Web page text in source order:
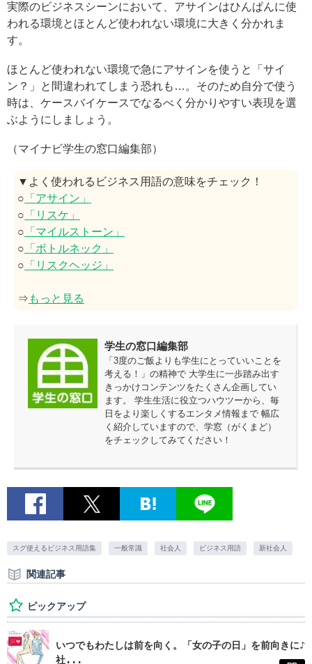
実際のビジネスシーンにおいて、アサインはひんぱんに使
われる環境とほとんど使われない環境に大きく分かれま
す。
ほとんど使われない環境で急にアサインを使うと「サイ
ン？」と間違われてしまう恐れも…。そのため自分で使う
時は、ケースバイケースでなるべく分かりやすい表現を選
ぶようにしましょう。
（マイナビ学生の窓口編集部）
▼よく使われるビジネス用語の意味をチェック！
○ 「アサイン」
○ 「リスケ」
○ 「マイルストーン」
○ 「ボトルネック」
○ 「リスクヘッジ」
⇒ もっと見る
学生の窓口編集部
「3度のご飯よりも学生にとっていいことを
考える！」の精神で 大学生に一歩踏み出す
きっかけコンテンツをたくさん企画してい
ます。 学生生活に役立つハウツーから、毎
日をより楽しくするエンタメ情報まで 幅広
く紹介していますので、学窓（がくまど）
をチェックしてみてください！
スグ使えるビジネス用語集 一般常識 社会人 ビジネス用語 新社会人
関連記事
ピックアップ
いつでもわたしは前を向く。「女の子の日」を前向きに♪
社...